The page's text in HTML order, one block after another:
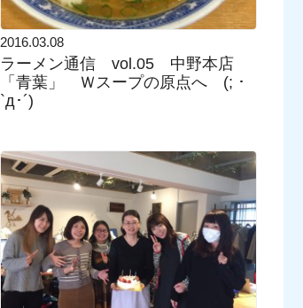
2016.03.08
ラーメン通信 vol.05 中野本店
「青葉」 Ｗスープの原点へ (; ･
`д･´)